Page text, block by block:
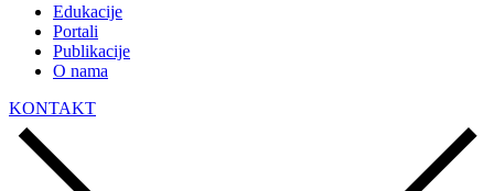
Edukacije
Portali
Publikacije
O nama
KONTAKT